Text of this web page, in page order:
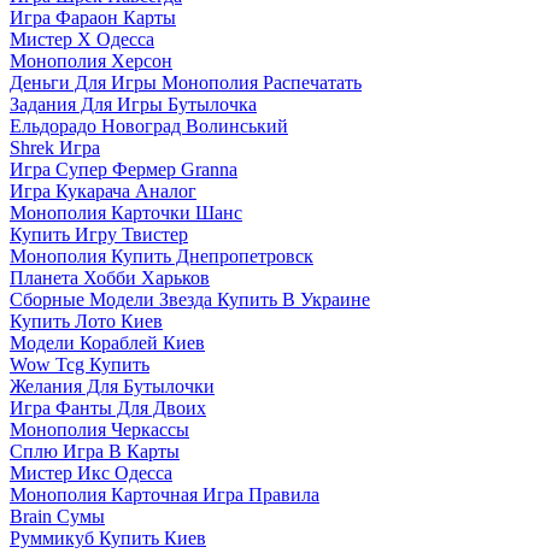
Игра Фараон Карты
Мистер Х Одесса
Монополия Херсон
Деньги Для Игры Монополия Распечатать
Задания Для Игры Бутылочка
Ельдорадо Новоград Волинський
Shrek Игра
Игра Супер Фермер Granna
Игра Кукарача Аналог
Монополия Карточки Шанс
Купить Игру Твистер
Монополия Купить Днепропетровск
Планета Хобби Харьков
Сборные Модели Звезда Купить В Украине
Купить Лото Киев
Модели Кораблей Киев
Wow Tcg Купить
Желания Для Бутылочки
Игра Фанты Для Двоих
Монополия Черкассы
Сплю Игра В Карты
Мистер Икс Одесса
Монополия Карточная Игра Правила
Brain Сумы
Руммикуб Купить Киев